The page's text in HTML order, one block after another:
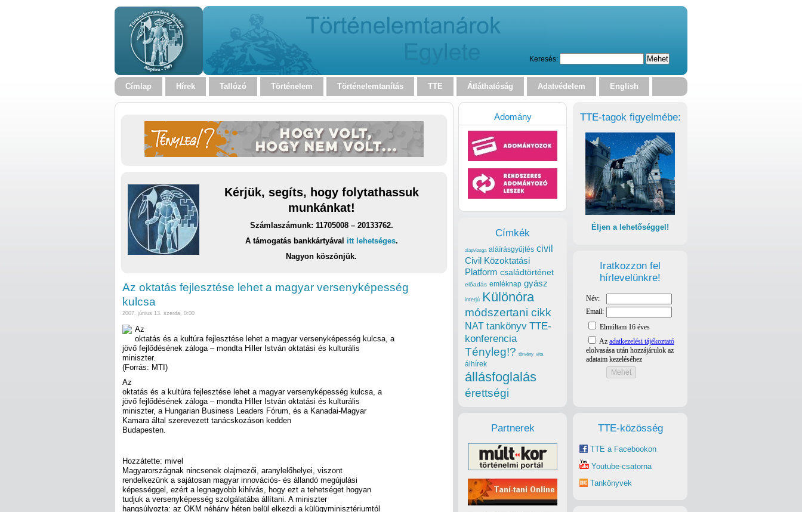
Keresés:
Címlap Hírek Tallózó Történelem Történelemtanítás TTE Átláthatóság Adatvédelem English
Kérjük, segíts, hogy folytathassuk
munkánkat!
Számlaszámunk: 11705008 – 20133762.
A támogatás bankkártyával itt lehetséges.
Nagyon köszönjük.
Az oktatás fejlesztése lehet a magyar versenyképesség
kulcsa
2007. június 13. szerda, 0:00
Az
oktatás és a kultúra fejlesztése lehet a magyar versenyképesség kulcsa, a
jövő fejlődésének záloga – mondta Hiller István oktatási és kulturális
miniszter.
(Forrás: MTI)
Az
oktatás és a kultúra fejlesztése lehet a magyar versenyképesség kulcsa, a
jövő fejlődésének záloga – mondta Hiller István oktatási és kulturális
miniszter, a Hungarian Business Leaders Fórum, és a Kanadai-Magyar
Kamara által szerevezett tanácskozáson kedden
Budapesten.
Hozzátette: mivel
Magyarországnak nincsenek olajmezői, aranylelőhelyei, viszont
rendelkezünk a sajátosan magyar innovációs- és állandó megújulási
képességgel, ezért a legnagyobb kihívás, hogy ezt a tehetséget hogyan
tudjuk a versenyképesség szolgálatába állítani. A miniszter
hangsúlyozta: az OKM néhány héten belül elkezdi a külügyminisztériumtól
TTE-tagok figyelmébe:
Éljen a lehetőséggel!
Iratkozzon fel
hírlevelünkre!
TTE-közösség
TTE a Facebookon
Youtube-csatorna
Tankönyvek
Adomány
Címkék
alapvizsga aláírásgyűjtés civil
Civil Közoktatási
Platform családtörténet
előadás emléknap gyász
interjú Különóra
módszertani cikk
NAT tankönyv TTE-
konferencia
Tényleg!? törvény vita
álhírek
állásfoglalás
érettségi
Partnerek